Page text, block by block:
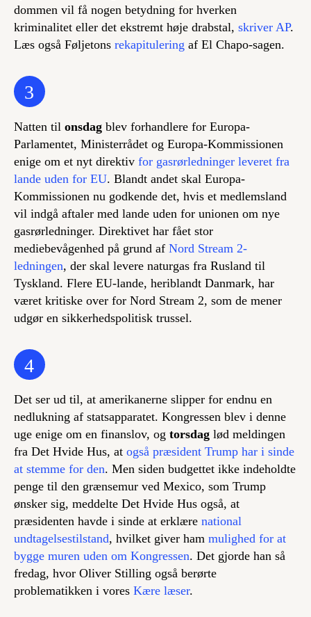
dommen vil få nogen betydning for hverken
kriminalitet eller det ekstremt høje drabstal, skriver AP.
Læs også Føljetons rekapitulering af El Chapo-sagen.
3
Natten til onsdag blev forhandlere for Europa-
Parlamentet, Ministerrådet og Europa-Kommissionen
enige om et nyt direktiv for gasrørledninger leveret fra
lande uden for EU. Blandt andet skal Europa-
Kommissionen nu godkende det, hvis et medlemsland
vil indgå aftaler med lande uden for unionen om nye
gasrørledninger. Direktivet har fået stor
mediebevågenhed på grund af Nord Stream 2-
ledningen, der skal levere naturgas fra Rusland til
Tyskland. Flere EU-lande, heriblandt Danmark, har
været kritiske over for Nord Stream 2, som de mener
udgør en sikkerhedspolitisk trussel.
4
Det ser ud til, at amerikanerne slipper for endnu en
nedlukning af statsapparatet. Kongressen blev i denne
uge enige om en finanslov, og torsdag lød meldingen
fra Det Hvide Hus, at også præsident Trump har i sinde
at stemme for den. Men siden budgettet ikke indeholdte
penge til den grænsemur ved Mexico, som Trump
ønsker sig, meddelte Det Hvide Hus også, at
præsidenten havde i sinde at erklære national
undtagelsestilstand, hvilket giver ham mulighed for at
bygge muren uden om Kongressen. Det gjorde han så
fredag, hvor Oliver Stilling også berørte
problematikken i vores Kære læser.